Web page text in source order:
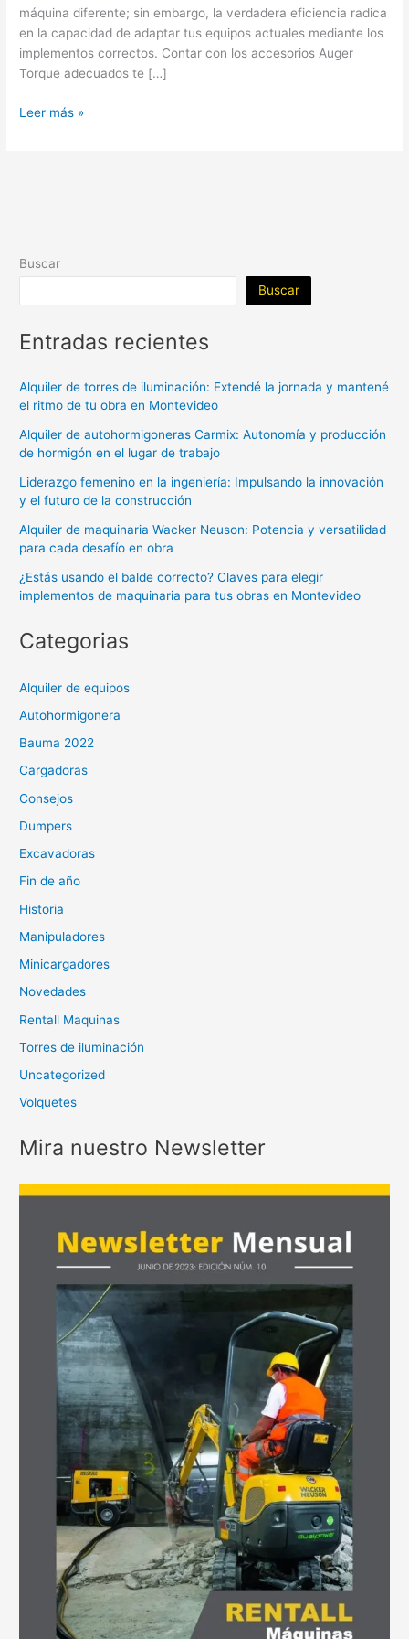
máquina diferente; sin embargo, la verdadera eficiencia radica
en la capacidad de adaptar tus equipos actuales mediante los
implementos correctos. Contar con los accesorios Auger
Torque adecuados te […]
Leer más »
Buscar
Buscar
Entradas recientes
Alquiler de torres de iluminación: Extendé la jornada y mantené
el ritmo de tu obra en Montevideo
Alquiler de autohormigoneras Carmix: Autonomía y producción
de hormigón en el lugar de trabajo
Liderazgo femenino en la ingeniería: Impulsando la innovación
y el futuro de la construcción
Alquiler de maquinaria Wacker Neuson: Potencia y versatilidad
para cada desafío en obra
¿Estás usando el balde correcto? Claves para elegir
implementos de maquinaria para tus obras en Montevideo
Categorias
Alquiler de equipos
Autohormigonera
Bauma 2022
Cargadoras
Consejos
Dumpers
Excavadoras
Fin de año
Historia
Manipuladores
Minicargadores
Novedades
Rentall Maquinas
Torres de iluminación
Uncategorized
Volquetes
Mira nuestro Newsletter